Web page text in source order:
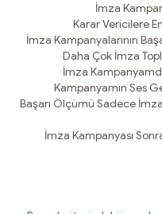
İmza
Karar Vericilere
İmza Kampanyalarının
Daha Çok İmza
İmza
Kampanyamın Ses
Başarı Ölçümü Sadece İmza
İmza Kampanyası